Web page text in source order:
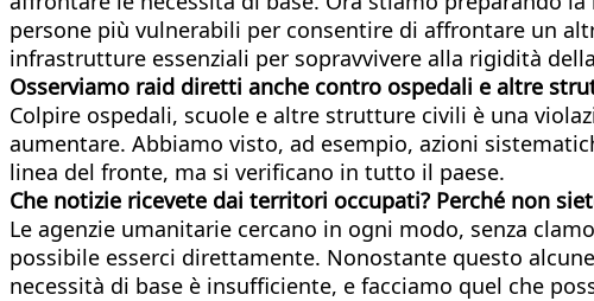
persone più vulnerabili per consentire di affrontare un
infrastrutture essenziali per sopravvivere alla rigidità
Osserviamo raid diretti anche contro ospedali e altre
Colpire ospedali, scuole e altre strutture civili è una
aumentare. Abbiamo visto, ad esempio, azioni
linea del fronte, ma si verificano in tutto il paese.
Che notizie ricevete dai territori occupati? Perché non
Le agenzie umanitarie cercano in ogni modo, senza
possibile esserci direttamente. Nonostante questo
necessità di base è insufficiente, e facciamo quel che